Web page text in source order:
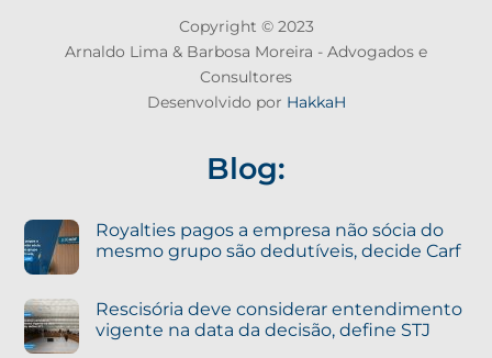
Copyright © 2023
Arnaldo Lima & Barbosa Moreira - Advogados e
Consultores
Desenvolvido por HakkaH
Blog:
Royalties pagos a empresa não sócia do
mesmo grupo são dedutíveis, decide Carf
Rescisória deve considerar entendimento
vigente na data da decisão, define STJ